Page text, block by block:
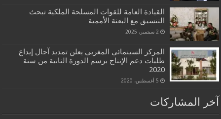
القيادة العامة للقوات المسلحة الملكية تبحث
التنسيق مع البعثة الأممية
2 سبتمبر، 2025
المركز السينمائي المغربي يعلن تمديد آجال إيداع
طلبات دعم الإنتاج برسم الدورة الثانية من سنة
2020
5 أغسطس، 2020
آخر المشاركات